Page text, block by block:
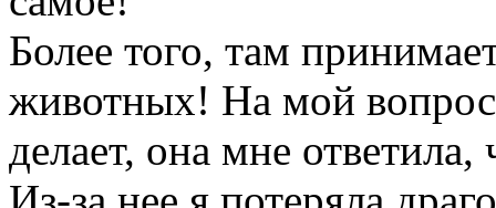
Более того, там
животных! На мой вопрос,
делает, она мне